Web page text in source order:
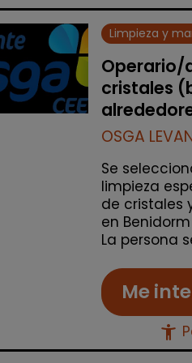
Limpieza y
Operario/
cristales
OSGA
Se
limpieza
de cristales
en
La persona
Me
accessibility_new